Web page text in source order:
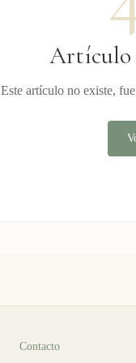
Artículo
Este artículo no existe,
Contacto